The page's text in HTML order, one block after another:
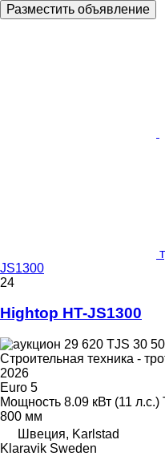
Разместить объявление
JS1300
24
Hightop HT-JS1300
29 620 TJS 30
Строительная техника -
2026
Euro 5
Мощность 8.09 кВт (11 л.с.)
800 мм
Швеция, Karlstad
Klaravik Sweden